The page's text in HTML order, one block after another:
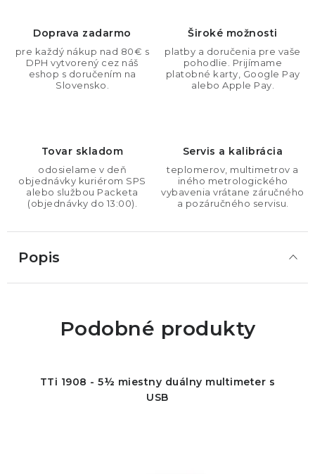
Doprava zadarmo
pre každý nákup nad 80€ s
DPH vytvorený cez náš
eshop s doručením na
Slovensko.
Široké možnosti
platby a doručenia pre vaše
pohodlie. Prijímame
platobné karty, Google Pay
alebo Apple Pay.
Tovar skladom
odosielame v deň
objednávky kuriérom SPS
alebo službou Packeta
(objednávky do 13:00).
Servis a kalibrácia
teplomerov, multimetrov a
iného metrologického
vybavenia vrátane záručného
a pozáručného servisu.
Popis
Podobné produkty
TTi 1908 - 5½ miestny duálny multimeter s
USB